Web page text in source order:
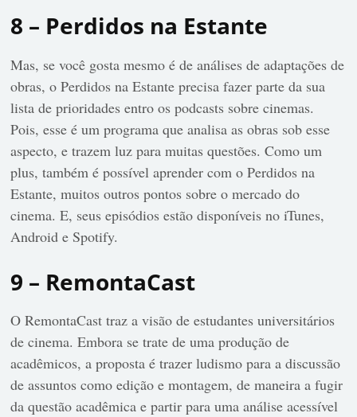
8 – Perdidos na Estante
Mas, se você gosta mesmo é de análises de adaptações de
obras, o Perdidos na Estante precisa fazer parte da sua
lista de prioridades entro os podcasts sobre cinemas.
Pois, esse é um programa que analisa as obras sob esse
aspecto, e trazem luz para muitas questões. Como um
plus, também é possível aprender com o Perdidos na
Estante, muitos outros pontos sobre o mercado do
cinema. E, seus episódios estão disponíveis no iTunes,
Android e Spotify.
9 – RemontaCast
O RemontaCast traz a visão de estudantes universitários
de cinema. Embora se trate de uma produção de
acadêmicos, a proposta é trazer ludismo para a discussão
de assuntos como edição e montagem, de maneira a fugir
da questão acadêmica e partir para uma análise acessível